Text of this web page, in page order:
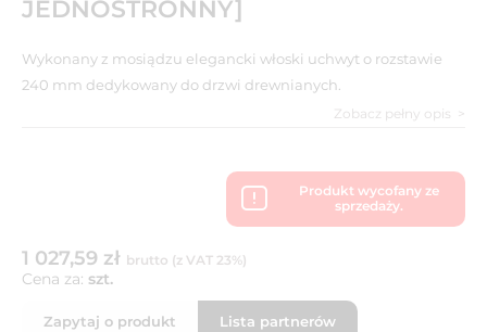
JEDNOSTRONNY]
Wykonany z mosiądzu elegancki włoski uchwyt o rozstawie
240 mm dedykowany do drzwi drewnianych.
Zobacz pełny opis
Produkt wycofany ze
sprzedaży.
1 027,59 zł brutto (z VAT 23%)
Cena za: szt.
Zapytaj o produkt Lista partnerów